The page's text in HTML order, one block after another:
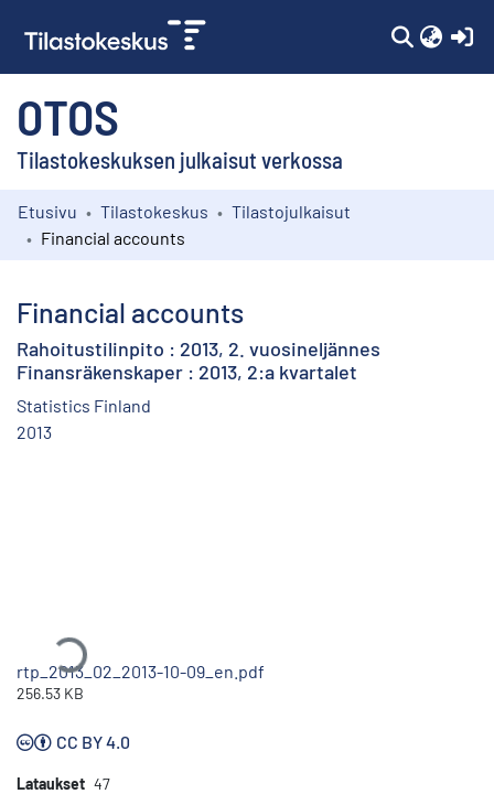
OTOS
Tilastokeskuksen julkaisut verkossa
Kokoelmat
Etusivu Tilastokeskus
Tilastojulkaisut
Financial accounts
Financial accounts
Rahoitustilinpito : 2013, 2. vuosineljännes
Finansräkenskaper : 2013, 2:a kvartalet
Statistics Finland
2013
Ladataan...
rtp_2013_02_2013-10-09_en.pdf
256.53 KB
CC BY 4.0
Lataukset 47